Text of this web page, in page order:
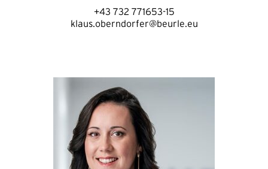
+43 732 771653-15
klaus.oberndorfer@beurle.eu